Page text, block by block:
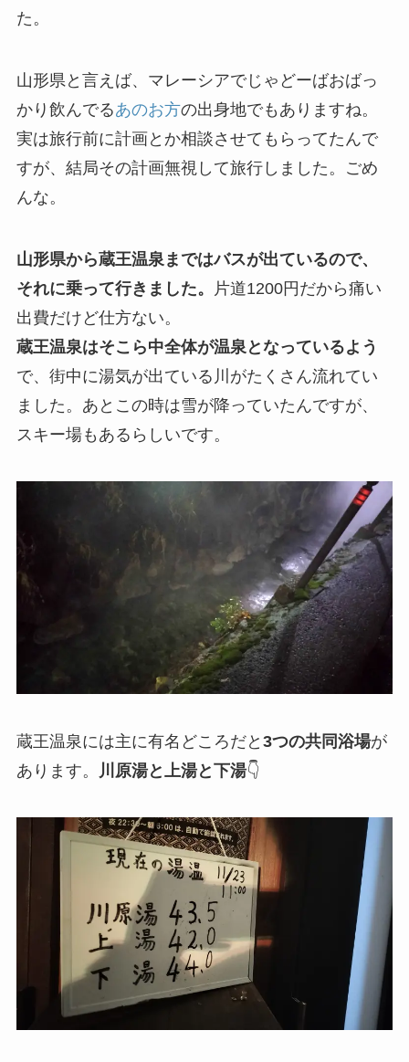
た。
山形県と言えば、マレーシアでじゃどーばおばっ
かり飲んでるあのお方の出身地でもありますね。
実は旅行前に計画とか相談させてもらってたんで
すが、結局その計画無視して旅行しました。ごめ
んな。
山形県から蔵王温泉まではバスが出ているので、
それに乗って行きました。
片道1200円だから痛い
出費だけど仕方ない。
蔵王温泉はそこら中全体が温泉となっているよう
で、街中に湯気が出ている川がたくさん流れてい
ました。あとこの時は雪が降っていたんですが、
スキー場もあるらしいです。
蔵王温泉には主に有名どころだと 3つの共同浴場が
あります。
川原湯と上湯と下湯👇